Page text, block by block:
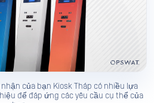
của bạn Kiosk Tháp có nhiều lựa
để đáp ứng các yêu cầu cụ thể của